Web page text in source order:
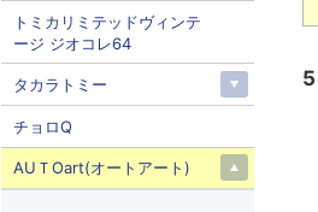
5
トミカリミテッドヴィンテ
ージ ジオコレ64
タカラトミー
チョロQ
AUＴOart(オートアート)